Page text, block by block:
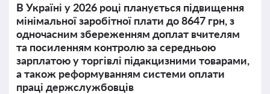
В Україні у 2026 році планується підвищення
мінімальної заробітної плати до 8647 грн, з
одночасним збереженням доплат вчителям
та посиленням контролю за середньою
зарплатою у торгівлі підакцизними товарами,
а також реформуванням системи оплати
праці держслужбовців